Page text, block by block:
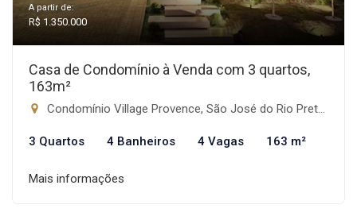
A partir de:
R$ 1.350.000
Casa de Condomínio à Venda com 3 quartos,
163m²
Condomínio Village Provence, São José do Rio Preto-SP
3 Quartos 4 Banheiros 4 Vagas 163 m²
Mais informações